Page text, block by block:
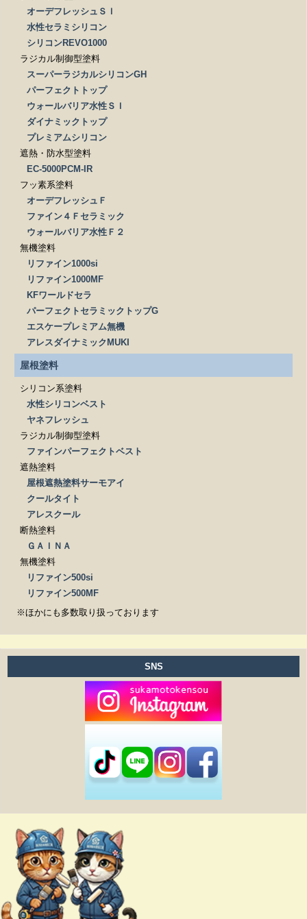
オーデフレッシュＳＩ
水性セラミシリコン
シリコンREVO1000
ラジカル制御型塗料
スーパーラジカルシリコンGH
パーフェクトトップ
ウォールバリア水性ＳＩ
ダイナミックトップ
プレミアムシリコン
遮熱・防水型塗料
EC-5000PCM-IR
フッ素系塗料
オーデフレッシュＦ
ファイン４Ｆセラミック
ウォールバリア水性Ｆ２
無機塗料
リファイン1000si
リファイン1000MF
KFワールドセラ
パーフェクトセラミックトップG
エスケープレミアム無機
アレスダイナミックMUKI
屋根塗料
シリコン系塗料
水性シリコンベスト
ヤネフレッシュ
ラジカル制御型塗料
ファインパーフェクトベスト
遮熱塗料
屋根遮熱塗料サーモアイ
クールタイト
アレスクール
断熱塗料
ＧＡＩＮＡ
無機塗料
リファイン500si
リファイン500MF
※ほかにも多数取り扱っております
SNS